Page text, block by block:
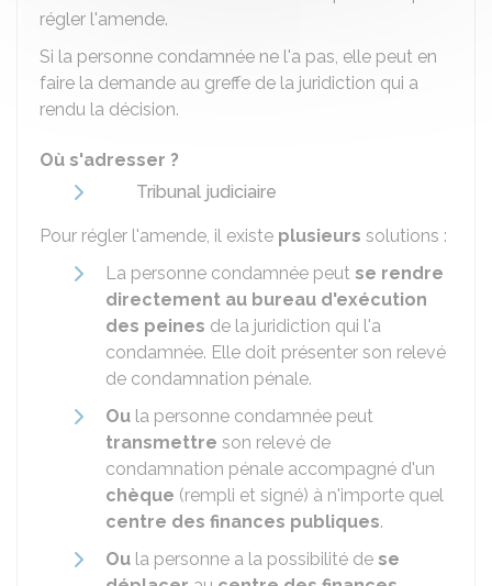
régler l'amende.
Si la personne condamnée ne l'a pas, elle peut en
faire la demande au greffe de la juridiction qui a
rendu la décision.
Où s'adresser ?
Tribunal judiciaire
Pour régler l'amende, il existe plusieurs solutions :
La personne condamnée peut se rendre
directement au bureau d'exécution
des peines de la juridiction qui l'a
condamnée. Elle doit présenter son relevé
de condamnation pénale.
Ou la personne condamnée peut
transmettre son relevé de
condamnation pénale accompagné d'un
chèque (rempli et signé) à n'importe quel
centre des finances publiques.
Ou la personne a la possibilité de se